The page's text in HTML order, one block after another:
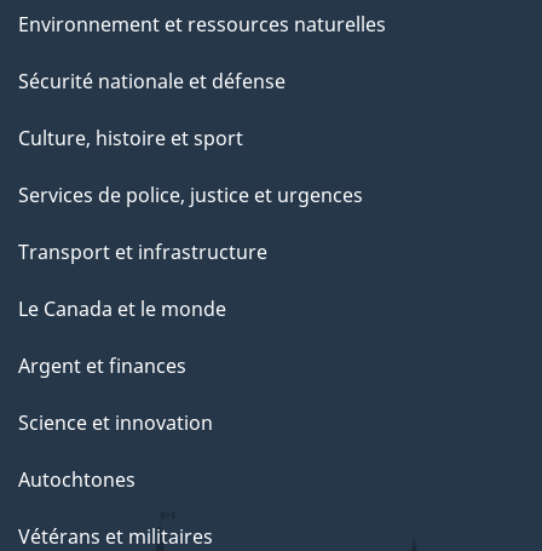
Environnement et ressources naturelles
Sécurité nationale et défense
Culture, histoire et sport
Services de police, justice et urgences
Transport et infrastructure
Le Canada et le monde
Argent et finances
Science et innovation
Autochtones
Vétérans et militaires